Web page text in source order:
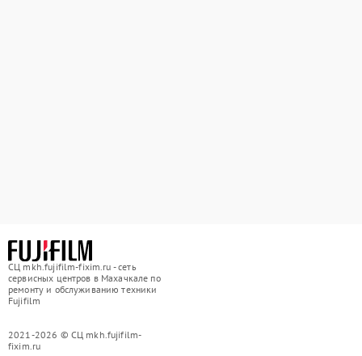
СЦ mkh.fujifilm-fixim.ru - сеть
сервисных центров в Махачкале по
ремонту и обслуживанию техники
Fujifilm
2021-2026 © СЦ mkh.fujifilm-
fixim.ru